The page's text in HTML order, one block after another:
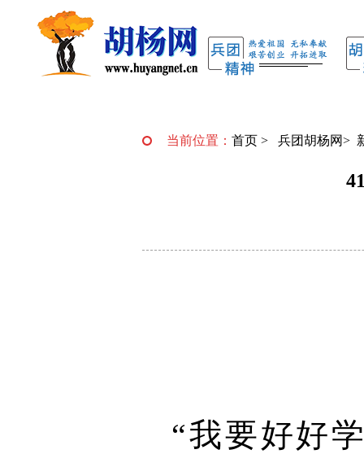
当前位置： 首页 > 兵团胡杨网>
“我要好好